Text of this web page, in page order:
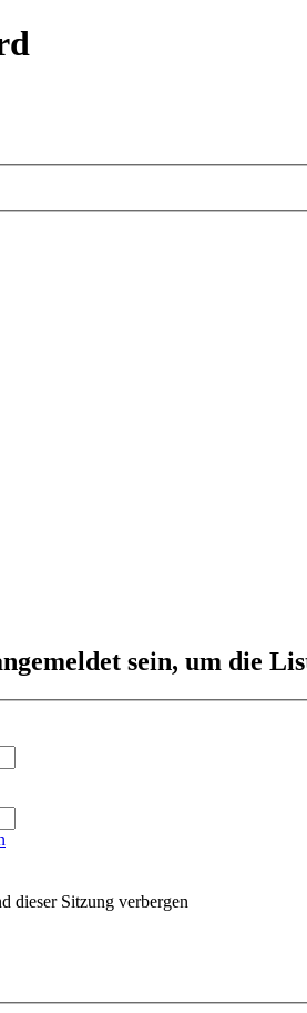
sein, um die
dieser Sitzung verbergen